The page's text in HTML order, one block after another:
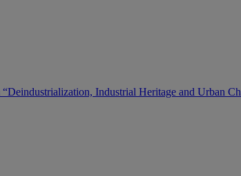
Industrial Heritage and Urban